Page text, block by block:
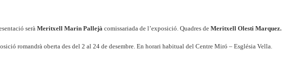
seràMeritxell Marin Pallejà comissariada de l’exposició. Quadres deMeritxell Olesti Marquez.
romandrà oberta des del 2 al 24 de desembre. En horari habitual del Centre Miró – Església Vella.